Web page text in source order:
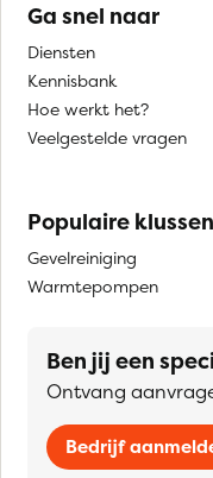
Ga snel naar
Diensten
Kennisbank
Hoe werkt het?
Veelgestelde vragen
Populaire klussen
Gevelreiniging
Warmtepompen
Ben jij een
Ontvang
Bedrijf